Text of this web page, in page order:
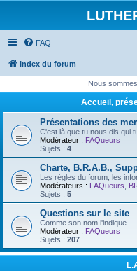
FAQ
Index du forum
Nous
Accueil,
Présentations des
C'est là que tu nous dis qui
Modérateur : FAQueurs
Sujets : 4
Charte, B.R.A.B.,
Les règles du forum, les
Modérateurs : FAQueurs
Sujets : 5
Questions sur le site
Comme son nom l'indique
Modérateur : FAQueurs
Sujets : 207